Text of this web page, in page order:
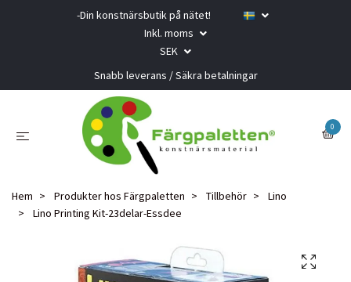
-Din konstnärsbutik på nätet!
Inkl. moms
SEK
Snabb leverans / Säkra betalningar
0
Hem Produkter hos Färgpaletten Tillbehör
Lino
Lino Printing Kit-23delar-Essdee